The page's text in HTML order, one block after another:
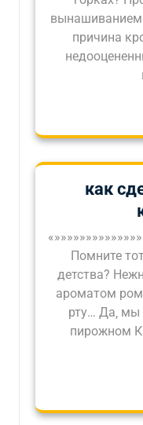
вынашиванием
причина
как
Помните
детства?
ароматом
рту… Да‚
пирожном